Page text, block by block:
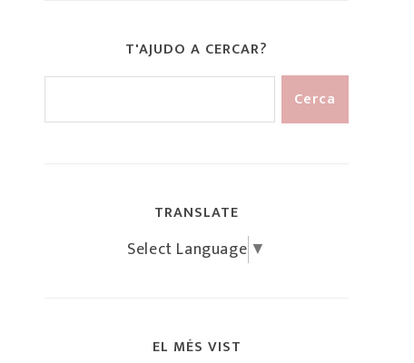
T'AJUDO A CERCAR?
TRANSLATE
Select Language ▼
EL MÉS VIST